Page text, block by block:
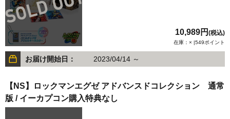
10,989円 (税込)
在庫：× |549ポイント
お届け開始日： 2023/04/14 ～
【NS】ロックマンエグゼ アドバンスドコレクション 通常
版 / イーカプコン購入特典なし